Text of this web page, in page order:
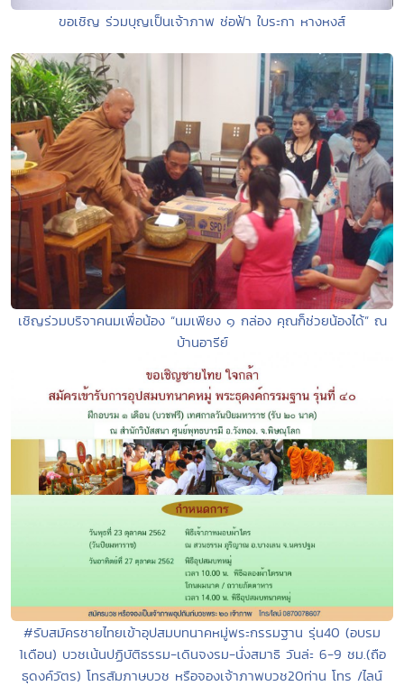
ขอเชิญ ร่วมบุญเป็นเจ้าภาพ ช่อฟ้า ใบระกา หางหงส์
เชิญร่วมบริจาคนมเพื่อน้อง “นมเพียง ๑ กล่อง คุณก็ช่วยน้องได้” ณ
บ้านอารีย์
#รับสมัครชายไทยเข้าอุปสมบทนาคหมู่พระกรรมฐาน รุ่น40 (อบรม
1เดือน) บวชเน้นปฏิบัติธรรม-เดินจงรม-นั่งสมาธิ วันล่ะ 6-9 ชม.(ถือ
ธุดงค์วัตร) โทรสัมภาษบวช หรือจองเจ้าภาพบวช20ท่าน โทร /ไลน์